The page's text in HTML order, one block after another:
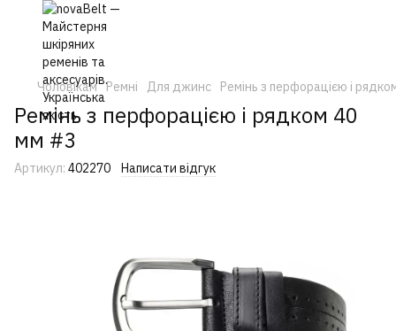
Чоловікам Ремні Для джинс Ремінь з перфорацією і
Ремінь з перфорацією і рядком 40
мм #3
Артикул: 402270 Написати відгук